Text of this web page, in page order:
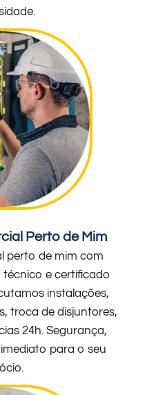
Perto de Mim
perto de mim com
e certificado
instalações,
troca de disjuntores,
24h. Segurança,
para o seu